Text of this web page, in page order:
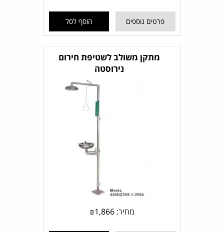
פרטים נוספים הוסף לסל
מתקן משולב לשטיפת חירום
נירוסטה
מחיר: ₪1,866